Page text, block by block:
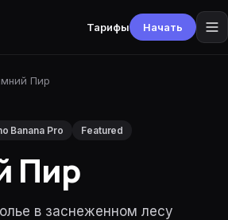
Тарифы Начать
Пир
Banana Pro Featured
Пир
в заснеженном лесу